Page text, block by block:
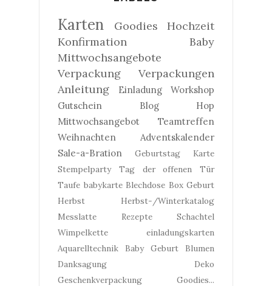
Karten Goodies
Hochzeit
Konfirmation
Baby
Mittwochsangebote
Verpackung
Verpackungen
Anleitung
Einladung
Workshop
Gutschein
Blog Hop
Mittwochsangebot
Teamtreffen
Weihnachten
Adventskalender
Sale-a-Bration
Geburtstag
Karte
Stempelparty
Tag der offenen Tür
Taufe babykarte Blechdose Box Geburt
Herbst
Herbst-/Winterkatalog
Messlatte
Rezepte
Schachtel
Wimpelkette
einladungskarten
Aquarelltechnik
Baby Geburt
Blumen
Danksagung
Deko
Geschenkverpackung
Goodies...